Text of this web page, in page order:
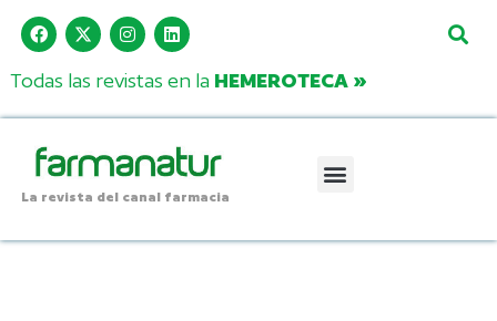
Todas las revistas en la HEMEROTECA »
La revista del canal farmacia